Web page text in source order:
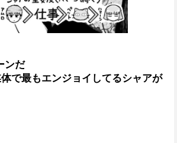
ンだ
で最もエンジョイしてるシャアが